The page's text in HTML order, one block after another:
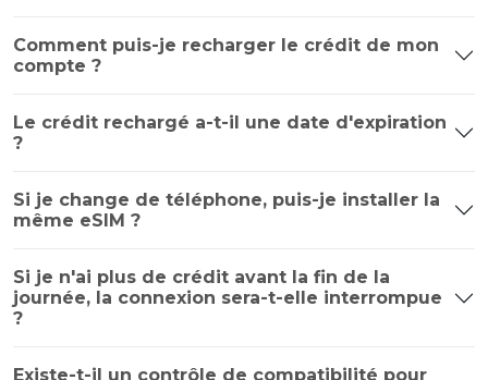
Comment puis-je recharger le crédit de mon
compte ?
Le crédit rechargé a-t-il une date d'expiration
?
Si je change de téléphone, puis-je installer la
même eSIM ?
Si je n'ai plus de crédit avant la fin de la
journée, la connexion sera-t-elle interrompue
?
Existe-t-il un contrôle de compatibilité pour